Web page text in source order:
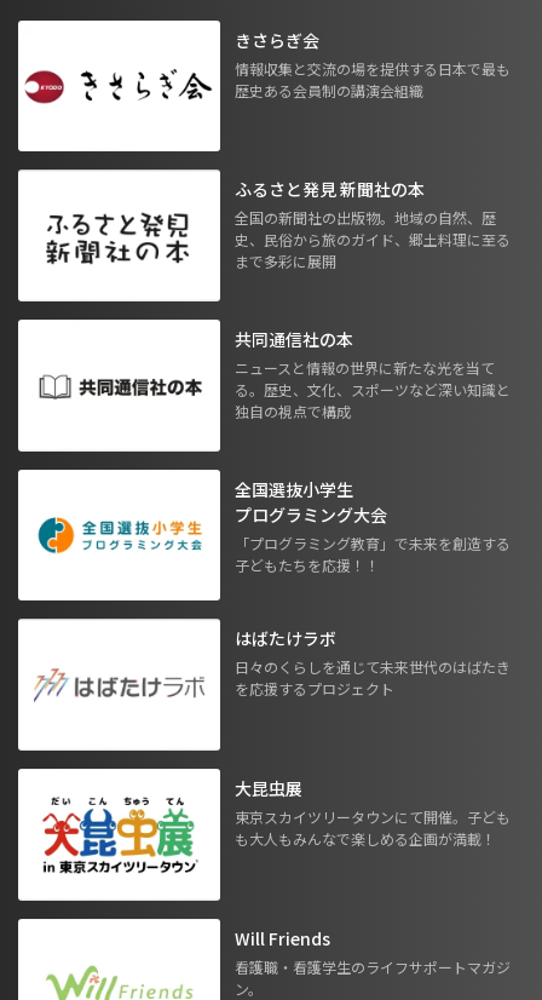
きさらぎ会
情報収集と交流の場を提供する日本で最も
歴史ある会員制の講演会組織
ふるさと発見 新聞社の本
全国の新聞社の出版物。地域の自然、歴
史、民俗から旅のガイド、郷土料理に至る
まで多彩に展開
共同通信社の本
ニュースと情報の世界に新たな光を当て
る。歴史、文化、スポーツなど深い知識と
独自の視点で構成
全国選抜小学生
プログラミング大会
「プログラミング教育」で未来を創造する
子どもたちを応援！！
はばたけラボ
日々のくらしを通じて未来世代のはばたき
を応援するプロジェクト
大昆虫展
東京スカイツリータウンにて開催。子ども
も大人もみんなで楽しめる企画が満載！
Will Friends
看護職・看護学生のライフサポートマガジ
ン。